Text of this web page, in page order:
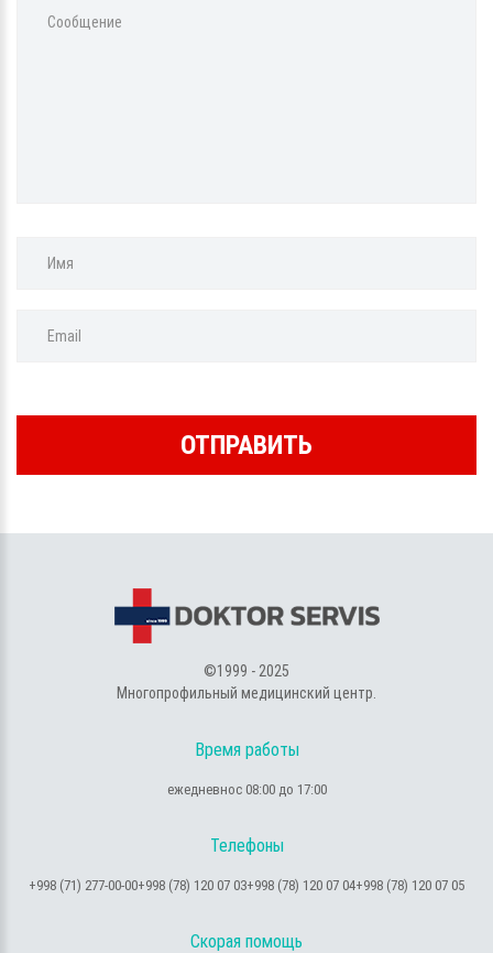
Сообщение
Имя
Email
ОТПРАВИТЬ
©1999 - 2025
Многопрофильный медицинский центр.
Время работы
ежедневнос 08:00 до 17:00
Телефоны
+998 (71) 277-00-00+998 (78) 120 07 03+998 (78) 120 07 04+998 (78) 120 07 05
Скорая помощь